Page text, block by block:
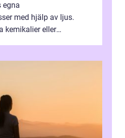
egna
med hjälp av ljus.
kemikalier eller